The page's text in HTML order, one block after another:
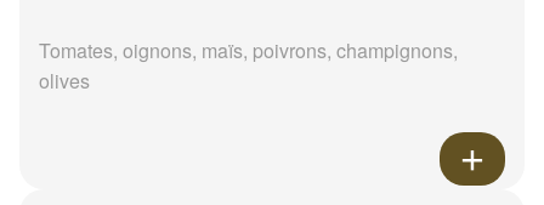
Tomates, oignons, maïs, poivrons, champignons,
olives